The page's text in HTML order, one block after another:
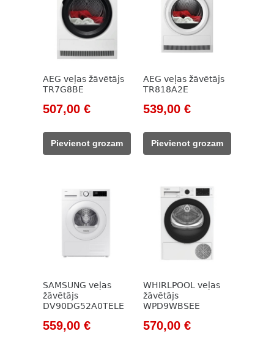
AEG veļas žāvētājs
TR7G8BE
Original
was:
715,00 €.
507,00 €Current
507,00 €.
Pievienot grozam
AEG veļas žāvētājs
TR818A2E
Original
was:
851,00 €.
539,00 €Current
539,00 €.
Pievienot grozam
SAMSUNG veļas
žāvētājs
DV90DG52A0TELE
Original
559,00 €Current
WHIRLPOOL veļas
žāvētājs
WPD9WBSEE
Original
570,00 €Current